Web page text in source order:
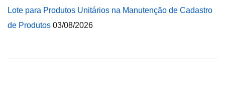
Lote para Produtos Unitários na Manutenção de Cadastro
de Produtos 03/08/2026